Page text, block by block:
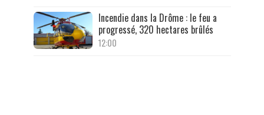
Incendie dans la Drôme : le feu a
progressé, 320 hectares brûlés
12:00